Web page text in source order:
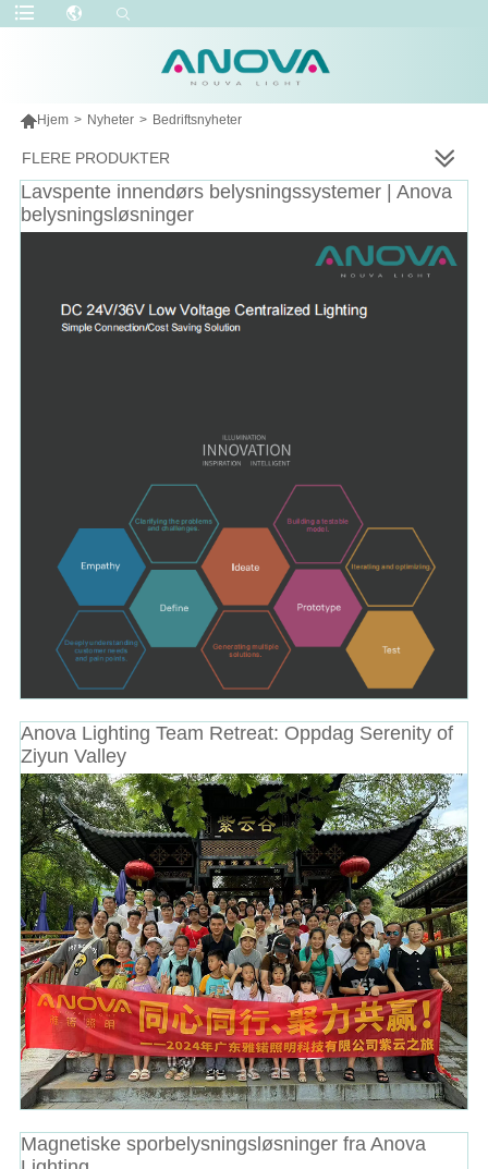
Hjem > Nyheter > Bedriftsnyheter
FLERE PRODUKTER
Lavspente innendørs belysningssystemer | Anova
belysningsløsninger
Anova Lighting Team Retreat: Oppdag Serenity of
Ziyun Valley
Magnetiske sporbelysningsløsninger fra Anova